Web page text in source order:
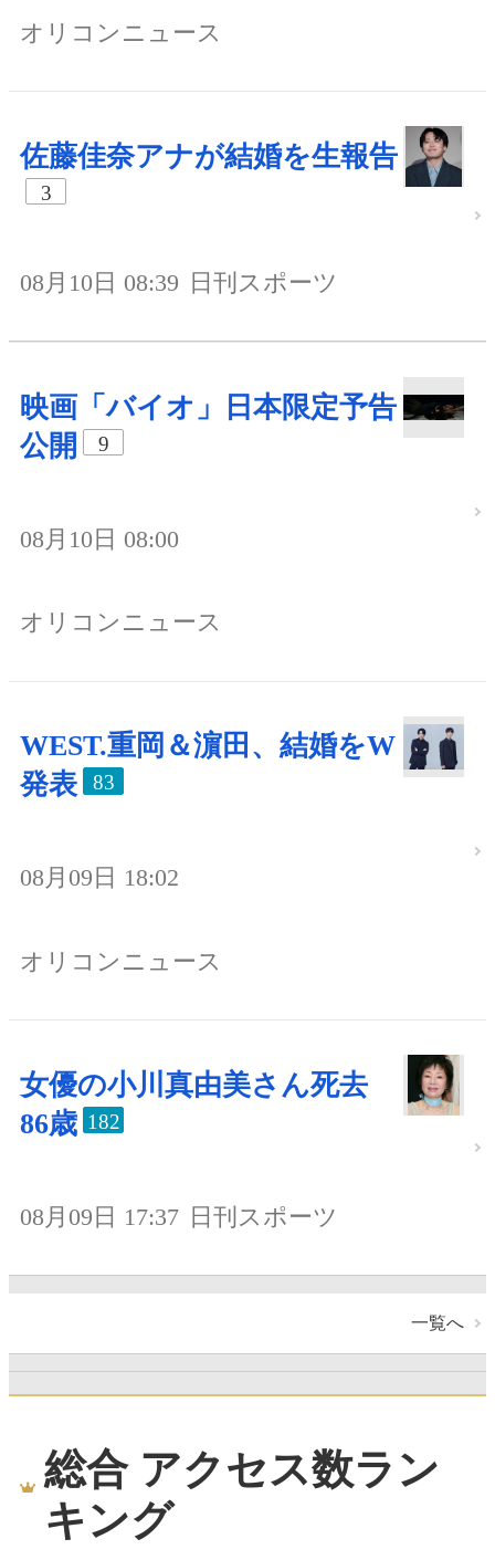
オリコンニュース
佐藤佳奈アナが結婚を生報告
3
08月10日 08:39 日刊スポーツ
映画「バイオ」日本限定予告
公開
9
08月10日 08:00
オリコンニュース
WEST.重岡＆濵田、結婚をW
発表
83
08月09日 18:02
オリコンニュース
女優の小川真由美さん死去
86歳 182
08月09日 17:37 日刊スポーツ
一覧へ
総合 アクセス数ラン
キング